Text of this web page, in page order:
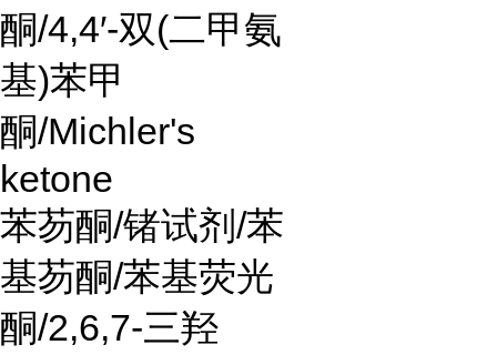
酮/4,4′-双(二甲氨
基)苯甲
酮/Michler's
ketone
苯芴酮/锗试剂/苯
基芴酮/苯基荧光
酮/2,6,7-三羟